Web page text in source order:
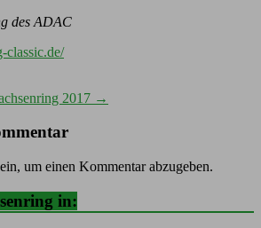
des ADAC
classic.de/
2017 →
um einen Kommentar abzugeben.
in: